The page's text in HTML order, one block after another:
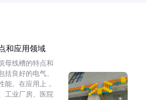
和应用领域
母线槽的特点和
括良好的电气、
能。在应用上，
工业厂房、医院